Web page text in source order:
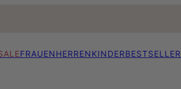
FRAUENHERRENKINDERBESTSELLER